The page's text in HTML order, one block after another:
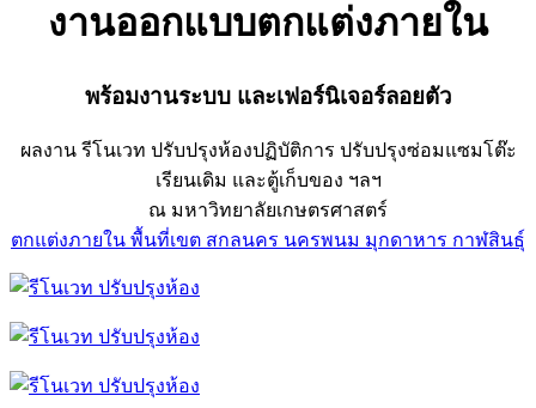
งานออกแบบตกแต่งภายใน
พร้อมงานระบบ และเฟอร์นิเจอร์ลอยตัว
ผลงาน รีโนเวท ปรับปรุงห้องปฏิบัติการ ปรับปรุงซ่อมแซมโต๊ะ
เรียนเดิม และตู้เก็บของ ฯลฯ
ณ มหาวิทยาลัยเกษตรศาสตร์
ตกแต่งภายใน พื้นที่เขต สกลนคร นครพนม มุกดาหาร กาฬสินธุ์